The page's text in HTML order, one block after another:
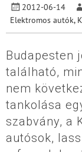
2012-06-14
Elektromos autók,
Budapesten
található,
nem
tankolása
szabvány, a
autósok,